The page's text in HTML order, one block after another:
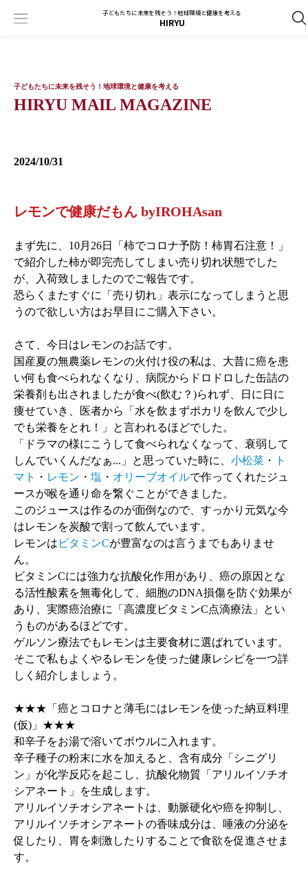
子どもたちに未来を残そう！地球環境と健康を考える
HIRYU
子どもたちに未来を残そう！地球環境と健康を考える
HIRYU MAIL MAGAZINE
2024/10/31
レモンで健康だもん byIROHAsan
まず先に、10月26日「柿でコロナ予防！柿胃石注意！」
で紹介した柿が即完売してしまい売り切れ状態でした
が、入荷致しましたのでご報告です。
恐らくまたすぐに「売り切れ」表示になってしまうと思
うので欲しい方はお早目にご購入下さい。
さて、今日はレモンのお話です。
国産夏の無農薬レモンの火付け役の私は、大昔に癌を患
い何も食べられなくなり、病院からドロドロした缶詰の
栄養剤も出されましたが食べ(飲む？)られず、日に日に
痩せていき、医者から「水を飲まずポカリを飲んで少し
でも栄養をとれ！」と言われるほどでした。
「ドラマの様にこうして食べられなくなって、衰弱して
しんでいくんだなぁ...」と思っていた時に、 小松菜 ・
ト
マト
・ レモン ・ 塩 ・ オリーブオイルで作ってくれたジュ
ースが喉を通り命を繋ぐことができました。
このジュースは作るのが面倒なので、すっかり元気な今
はレモンを炭酸で割って飲んでいます。
レモンは ビタミンCが豊富なのは言うまでもありませ
ん。
ビタミンCには強力な抗酸化作用があり、癌の原因とな
る活性酸素を無毒化して、細胞のDNA損傷を防ぐ効果が
あり、実際癌治療に「高濃度ビタミンC点滴療法」とい
うものがあるほどです。
ゲルソン療法でもレモンは主要食材に選ばれています。
そこで私もよくやるレモンを使った健康レシピを一つ詳
しく紹介しましょう。
★★★「癌とコロナと薄毛にはレモンを使った納豆料理
(仮)」★★★
和辛子をお湯で溶いてボウルに入れます。
辛子種子の粉末に水を加えると、含有成分「シニグリ
ン」が化学反応を起こし、抗酸化物質「アリルイソチオ
シアネート」を生成します。
アリルイソチオシアネートは、動脈硬化や癌を抑制し、
アリルイソチオシアネートの香味成分は、唾液の分泌を
促したり、胃を刺激したりすることで食欲を促進させま
す。